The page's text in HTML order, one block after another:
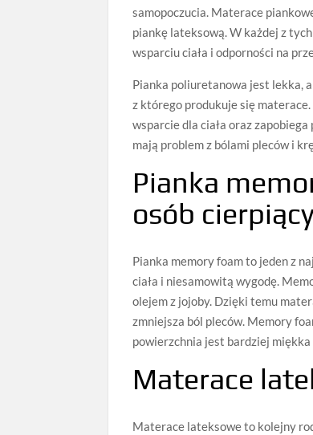
samopoczucia. Materace
piankę lateksową. W każdej z
wsparciu ciała i odporności na
Pianka poliuretanowa jest lekka,
z którego produkuje się
wsparcie dla ciała oraz
mają problem z bólami pleców i
Pianka
osób
Pianka memory foam to jeden z
ciała i niesamowitą wygodę.
olejem z jojoby. Dzięki temu
zmniejsza ból pleców. Memory
powierzchnia jest bardziej miękka
Materace
Materace lateksowe to kolejny